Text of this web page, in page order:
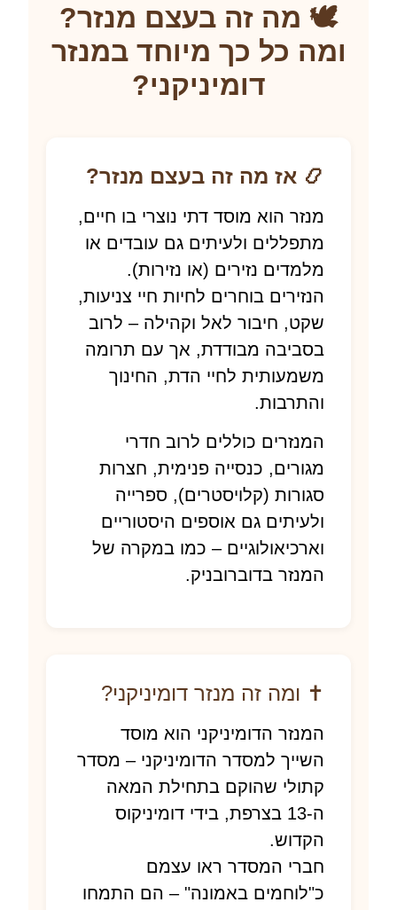
מה זה בעצם מנזר?
כל כך מיוחד במנזר
דומיניקני?
📿 אז מה זה בעצם מנזר?
מנזר הוא מוסד דתי נוצרי בו חיים,
מתפללים ולעיתים גם עובדים או
מלמדים נזירים (או נזירות).
הנזירים בוחרים לחיות חיי צניעות,
שקט, חיבור לאל וקהילה – לרוב
בסביבה מבודדת, אך עם תרומה
משמעותית לחיי הדת, החינוך
והתרבות.
המנזרים כוללים לרוב חדרי
מגורים, כנסייה פנימית, חצרות
סגורות (קלויסטרים), ספרייה
ולעיתים גם אוספים היסטוריים
וארכיאולוגיים – כמו במקרה של
המנזר בדוברובניק.
✝️ ומה זה מנזר דומיניקני?
המנזר הדומיניקני הוא מוסד
השייך למסדר הדומיניקני – מסדר
קתולי שהוקם בתחילת המאה
ה-13 בצרפת, בידי דומיניקוס
חברי המסדר ראו עצמם
כ"לוחמים באמונה" – הם התמחו